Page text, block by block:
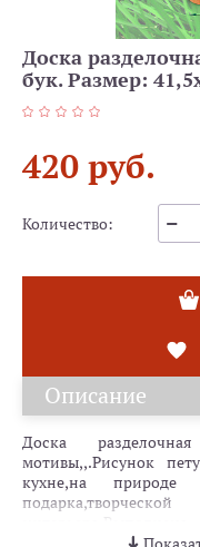
Доска
бук. Размер:
420 руб.
Количество:
Описание
Доска
мотивы,,.Рисунок
кухне,на
бук.Лазерная резка